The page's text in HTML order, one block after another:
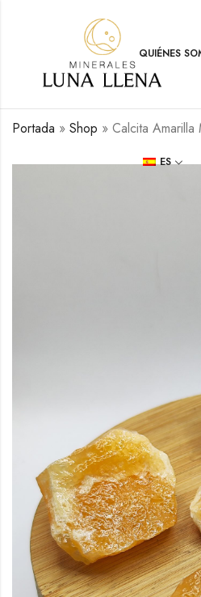
QUIÉNES
ES
Portada » Shop » Calcita